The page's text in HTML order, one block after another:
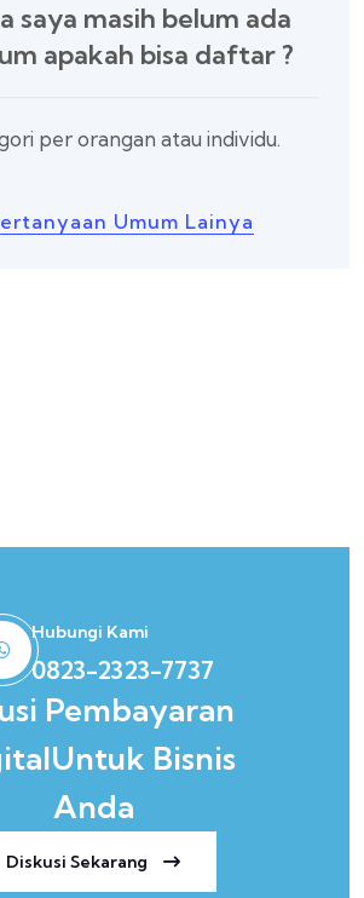
saya masih belum ada
apakah bisa daftar ?
per orangan atau individu.
Umum Lainya
Hubungi Kami
0823-2323-7737
Pembayaran
Untuk Bisnis
Anda
Diskusi Sekarang